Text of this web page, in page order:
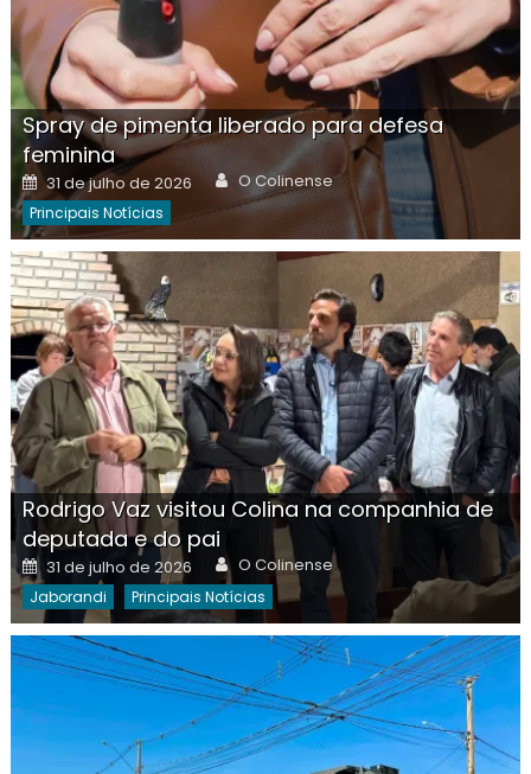
Spray de pimenta liberado para defesa
feminina
Posted
on
31 de julho de 2026 Author
O Colinense
Principais Notícias
Rodrigo Vaz visitou Colina na companhia de
deputada e do pai
Posted
on
31 de julho de 2026 Author
O Colinense
Jaborandi Principais Notícias